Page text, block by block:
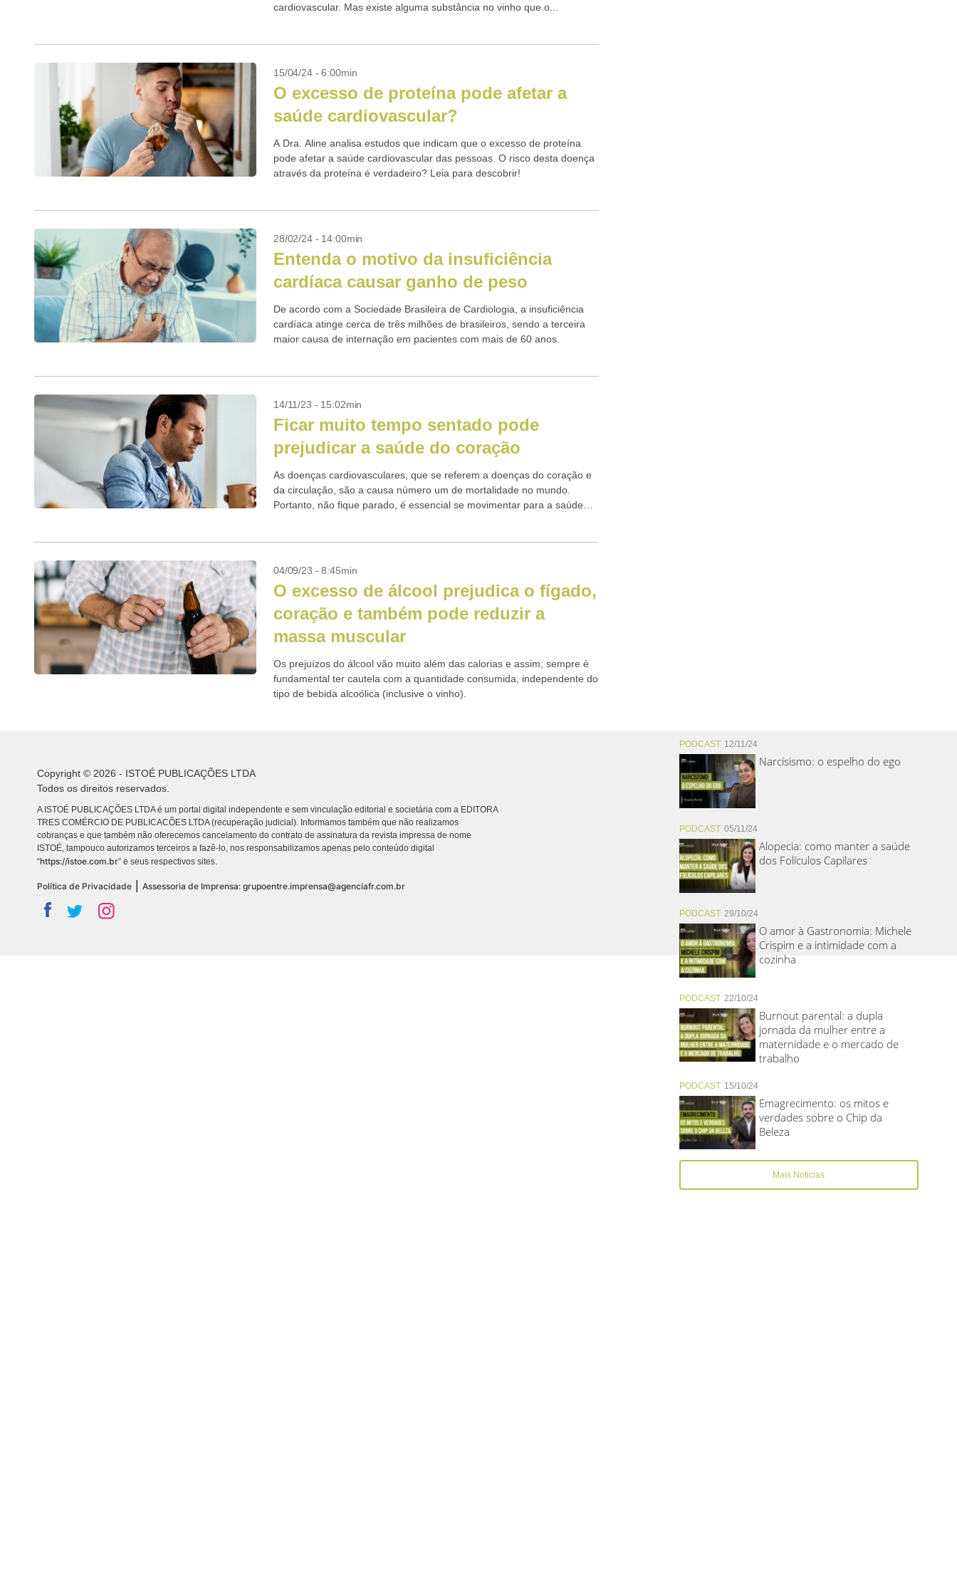
cardiovascular. Mas existe alguma substância no vinho que o...
15/04/24 - 6:00min
O excesso de proteína pode afetar a
saúde cardiovascular?
A Dra. Aline analisa estudos que indicam que o excesso de proteína
pode afetar a saúde cardiovascular das pessoas. O risco desta doença
através da proteína é verdadeiro? Leia para descobrir!
28/02/24 - 14:00min
Entenda o motivo da insuficiência
cardíaca causar ganho de peso
De acordo com a Sociedade Brasileira de Cardiologia, a insuficiência
cardíaca atinge cerca de três milhões de brasileiros, sendo a terceira
maior causa de internação em pacientes com mais de 60 anos.
14/11/23 - 15:02min
Ficar muito tempo sentado pode
prejudicar a saúde do coração
As doenças cardiovasculares, que se referem a doenças do coração e
da circulação, são a causa número um de mortalidade no mundo.
Portanto, não fique parado, é essencial se movimentar para a saúde
04/09/23 - 8:45min
O excesso de álcool prejudica o fígado,
coração e também pode reduzir a
massa muscular
Os prejuízos do álcool vão muito além das calorias e assim, sempre é
fundamental ter cautela com a quantidade consumida, independente do
tipo de bebida alcoólica (inclusive o vinho).
PODCAST 12/11/24
Narcisismo: o espelho do ego
PODCAST 05/11/24
Alopecia: como manter a saúde
dos Folículos Capilares
PODCAST 29/10/24
O amor à Gastronomia: Michele
Crispim e a intimidade com a
cozinha
PODCAST 22/10/24
Burnout parental: a dupla
jornada da mulher entre a
maternidade e o mercado de
trabalho
PODCAST 15/10/24
Emagrecimento: os mitos e
verdades sobre o Chip da
Beleza
Mais Noticias
Copyright © 2026 - ISTOÉ PUBLICAÇÕES LTDA
Todos os direitos reservados.
A ISTOÉ PUBLICAÇÕES LTDA é um portal digital independente e sem vinculação editorial e societária com a EDITORA
TRES COMÉRCIO DE PUBLICACÕES LTDA (recuperação judicial). Informamos também que não realizamos
cobranças e que também não oferecemos cancelamento do contrato de assinatura da revista impressa de nome
ISTOÉ, tampouco autorizamos terceiros a fazê-lo, nos responsabilizamos apenas pelo conteúdo digital
“https://istoe.com.br” e seus respectivos sites.
Política de Privacidade Assessoria de Imprensa: grupoentre.imprensa@agenciafr.com.br